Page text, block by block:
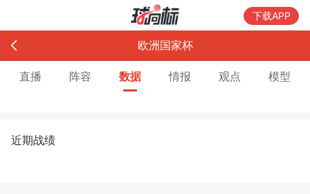
下载APP
欧洲国家杯
直播 阵容 数据 情报 观点 模型
近期战绩